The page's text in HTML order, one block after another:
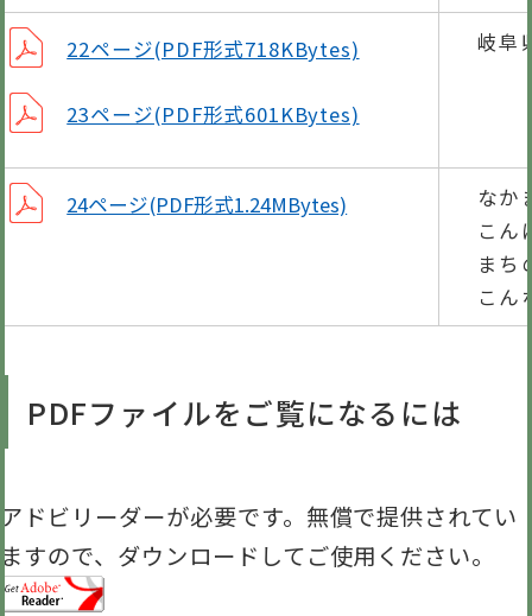
22ページ(PDF形式718KBytes)
23ページ(PDF形式601KBytes)
岐阜
24ページ(PDF形式1.24MBytes)
なか
こん
まち
こん
PDFファイルをご覧になるには
アドビリーダーが必要です。無償で提供されてい
ますので、ダウンロードしてご使用ください。